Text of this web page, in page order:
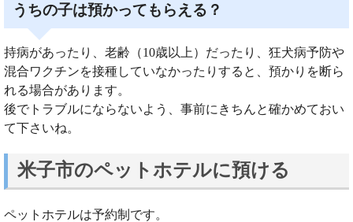
うちの子は預かってもらえる？
持病があったり、老齢（10歳以上）だったり、狂犬病予防や
混合ワクチンを接種していなかったりすると、預かりを断ら
れる場合があります。
後でトラブルにならないよう、事前にきちんと確かめておい
て下さいね。
米子市のペットホテルに預ける
ペットホテルは予約制です。